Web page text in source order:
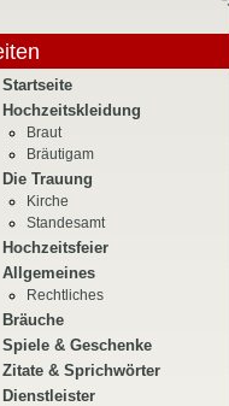
Startseite
Hochzeitskleidung
Braut
Bräutigam
Die Trauung
Kirche
Standesamt
Hochzeitsfeier
Allgemeines
Rechtliches
Bräuche
Spiele & Geschenke
Zitate & Sprichwörter
Dienstleister